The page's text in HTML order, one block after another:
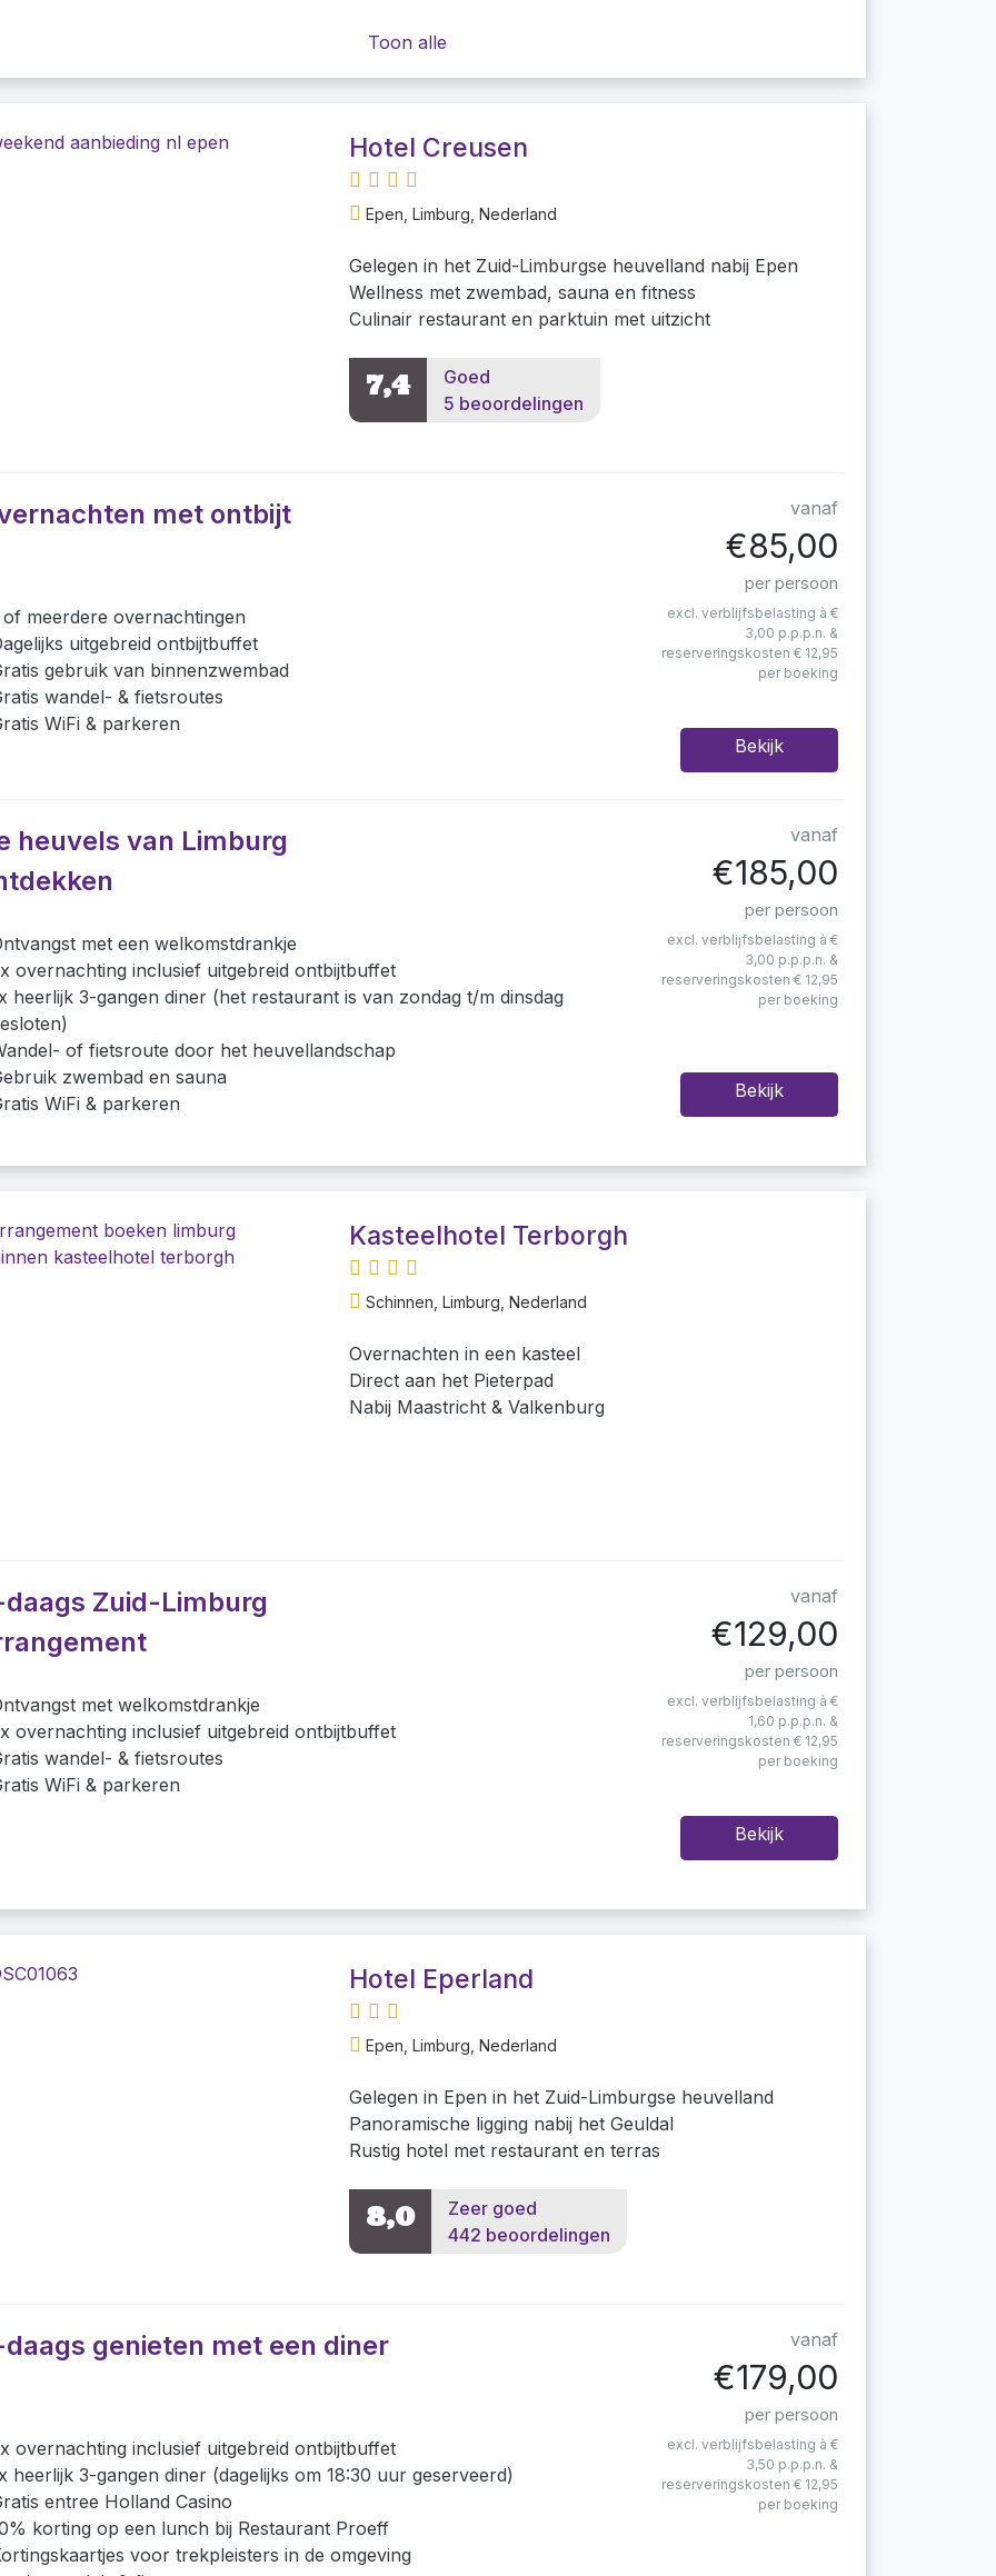
Toon alle
Hotel Creusen
Epen, Limburg, Nederland
Gelegen in het Zuid-Limburgse heuvelland nabij Epen
Wellness met zwembad, sauna en fitness
Culinair restaurant en parktuin met uitzicht
7,4
Goed
5 beoordelingen
met ontbijt vanaf
€85,00
per persoon
of meerdere overnachtingen
uitgebreid ontbijtbuffet
gebruik van binnenzwembad
wandel- & fietsroutes
WiFi & parkeren
excl. verblijfsbelasting à €
3,00 p.p.p.n. &
reserveringskosten € 12,95
per boeking
Bekijk
heuvels van Limburg
vanaf
€185,00
per persoon
met een welkomstdrankje
overnachting inclusief uitgebreid ontbijtbuffet
heerlijk 3-gangen diner (het restaurant is van zondag t/m dinsdag
of fietsroute door het heuvellandschap
zwembad en sauna
WiFi & parkeren
excl. verblijfsbelasting à €
3,00 p.p.p.n. &
reserveringskosten € 12,95
per boeking
Bekijk
Kasteelhotel Terborgh
Schinnen, Limburg, Nederland
Overnachten in een kasteel
Direct aan het Pieterpad
Nabij Maastricht & Valkenburg
Zuid-Limburg
vanaf
€129,00
per persoon
met welkomstdrankje
overnachting inclusief uitgebreid ontbijtbuffet
wandel- & fietsroutes
WiFi & parkeren
excl. verblijfsbelasting à €
1,60 p.p.p.n. &
reserveringskosten € 12,95
per boeking
Bekijk
Hotel Eperland
Epen, Limburg, Nederland
Gelegen in Epen in het Zuid-Limburgse heuvelland
Panoramische ligging nabij het Geuldal
Rustig hotel met restaurant en terras
8,0
Zeer goed
442 beoordelingen
genieten met een diner vanaf
€179,00
per persoon
overnachting inclusief uitgebreid ontbijtbuffet
heerlijk 3-gangen diner (dagelijks om 18:30 uur geserveerd)
entree Holland Casino
korting op een lunch bij Restaurant Proeff
voor trekpleisters in de omgeving
excl. verblijfsbelasting à €
3,50 p.p.p.n. &
reserveringskosten € 12,95
per boeking